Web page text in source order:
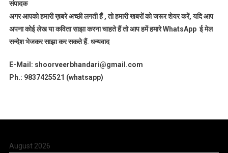
संपादक
अगर आपको हमारी ख़बरे अच्छी लगती हैं , तो हमारी खबरों को जरूर शेयर करें, यदि आप
अपना कोई लेख या कविता साझा करना चाहते हैं तो आप हमें हमारे WhatsApp ई मेल
सन्देश भेजकर साझा कर सकते हैं. धन्यवाद
E-Mail: shoorveerbhandari@gmail.com
Ph.: 9837425521 (whatsapp)
August 2026